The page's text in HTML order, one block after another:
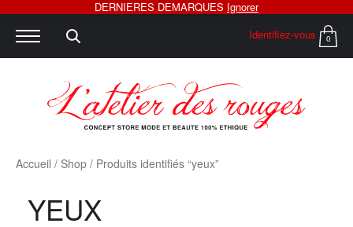
Identifiez-vous 0
Accueil / Shop / Produits identifiés “yeux”
YEUX
DERNIERES DEMARQUES Ignorer